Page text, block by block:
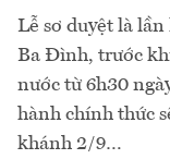
Lễ sơ duyệt là
Ba Đình, trước
nước từ 6h30
hành chính thức
khánh 2/9…